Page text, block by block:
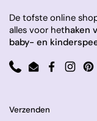
De tofste online
alles voor hethaken
baby- en
PhoneEmailFacebook
Verzenden